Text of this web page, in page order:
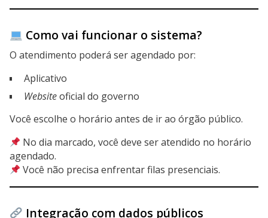
Como vai funcionar o sistema?
O atendimento poderá ser agendado por:
Aplicativo
Websiteoficial do governo
Você escolhe o horário antes de ir ao órgão público.
No dia marcado, você deve ser atendido no horário
agendado.
Você não precisa enfrentar filas presenciais.
Integração com dados públicos